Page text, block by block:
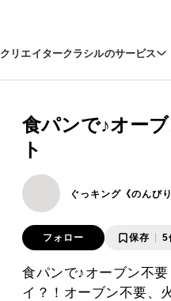
クリエイタークラシルのサービス
食パンで♪オー
ト
ぐっキング《のん
フォロー 保存 5
食パンで♪オーブン不
イ？！オーブン不要、